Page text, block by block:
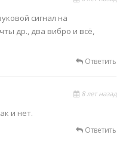
сигнал на
др., два вибро и всё,
Ответить
8 лет назад
и нет.
Ответить